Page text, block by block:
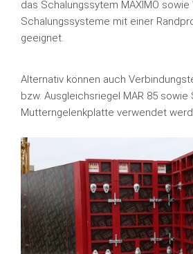
das Schalungssytem MAXIMO
Schalungssysteme mit einer
geeignet.
Alternativ können auch
bzw. Ausgleichsriegel MAR 85 sowie
Mutterngelenkplatte verwendet